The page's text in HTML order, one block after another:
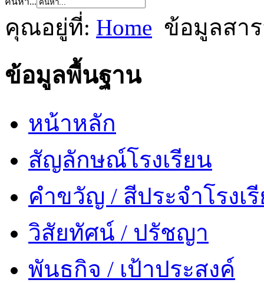
คุณอยู่ที่: Home ข้อมูลสาร
ข้อมูลพื้นฐาน
หน้าหลัก
สัญลักษณ์โรงเรียน
คำขวัญ / สีประจำโรงเ
วิสัยทัศน์ / ปรัชญา
พันธกิจ / เป้าประสงค์